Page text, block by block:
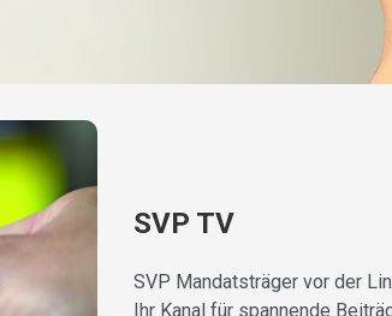
SVP TV
SVP Mandatsträger vor der
Ihr Kanal für spannende